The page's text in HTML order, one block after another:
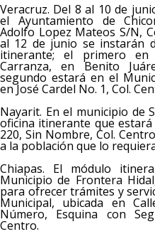
Veracruz. Del 8 al 10 de
el Ayuntamiento de
Adolfo Lopez Mateos S/N,
al 12 de junio se instarán
itinerante; el primero
Carranza, en Benito
segundo estará en el
en José Cardel No. 1, Col.
Nayarit. En el municipio de
oficina itinerante que estará
220, Sin Nombre, Col.
a la población que lo
Chiapas. El módulo
Municipio de Frontera
para ofrecer trámites y
Municipal, ubicada en
Número, Esquina con
Centro.